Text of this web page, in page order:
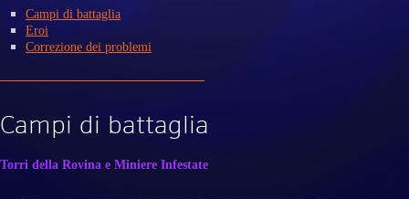
Campi di battaglia
Eroi
Correzione dei problemi
Campi di battaglia
Torri della Rovina e Miniere Infestate